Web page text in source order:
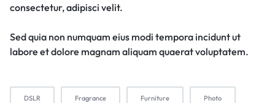
consectetur, adipisci velit.
Sed quia non numquam eius modi tempora incidunt ut
labore et dolore magnam aliquam quaerat voluptatem.
DSLR Fragrance Furniture Photo